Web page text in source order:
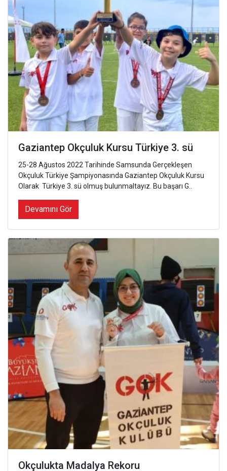
Gaziantep Okçuluk Kursu Türkiye 3. sü
25-28 Ağustos 2022 Tarihinde Samsunda Gerçekleşen
Okçuluk Türkiye Şampiyonasında Gaziantep Okçuluk Kursu
Olarak Türkiye 3. sü olmuş bulunmaltayız. Bu başarı G..
Devamını Gör
Okçulukta Madalya Rekoru